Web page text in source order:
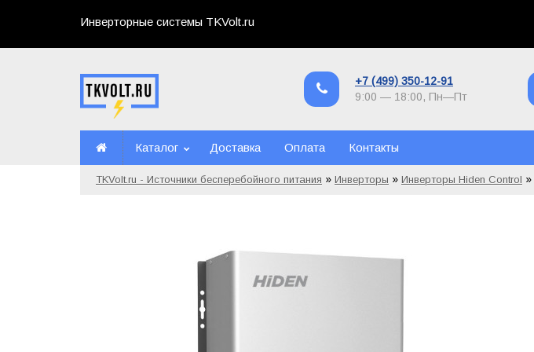
Инверторные системы TKVolt.ru
+7 (499) 350-12-91
9:00 — 18:00, Пн—Пт
Каталог Доставка Оплата Контакты
TKVolt.ru - Источники бесперебойного питания » Инверторы » Инверторы Hiden Control »